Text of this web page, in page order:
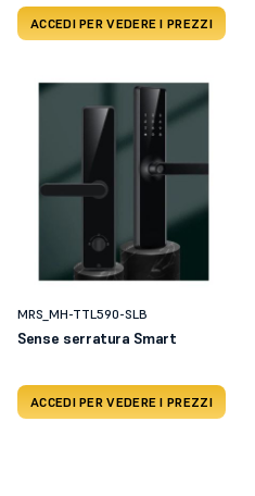
ACCEDI PER VEDERE I PREZZI
MRS_MH-TTL590-SLB
Sense serratura Smart
ACCEDI PER VEDERE I PREZZI